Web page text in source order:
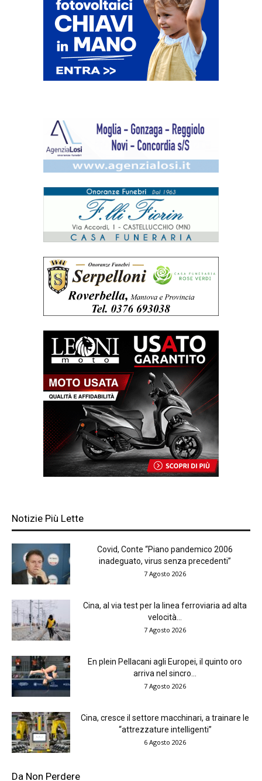
Notizie Più Lette
Covid, Conte “Piano pandemico 2006
inadeguato, virus senza precedenti”
7 Agosto 2026
Cina, al via test per la linea ferroviaria ad alta
velocità...
7 Agosto 2026
En plein Pellacani agli Europei, il quinto oro
arriva nel sincro...
7 Agosto 2026
Cina, cresce il settore macchinari, a trainare le
“attrezzature intelligenti”
6 Agosto 2026
Da Non Perdere